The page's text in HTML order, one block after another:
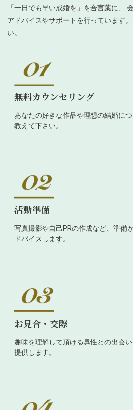
「一日でも早い成婚を」を合言葉に、
アドバイスやサポートを行っています
い。
無料カウンセリング
あなたの好きな作品や理想の結婚につ
教えて下さい。
活動準備
写真撮影や自己PRの作成など、準備
ドバイスします。
お見合・交際
趣味を理解して頂ける異性との出会
提供します。